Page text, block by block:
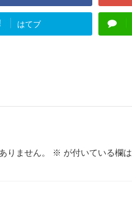
はてブ
りません。 ※ が付いている欄